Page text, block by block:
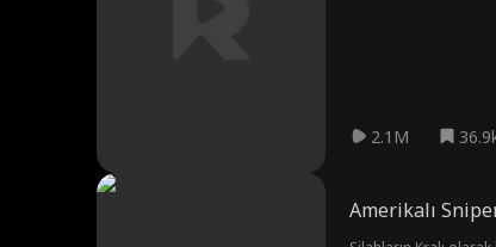
2.1M
Amerikalı